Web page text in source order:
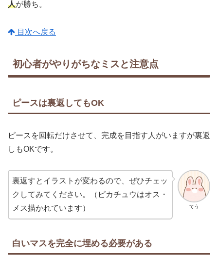
人が勝ち。
目次へ戻る
初心者がやりがちなミスと注意点
ピースは裏返してもOK
ピースを回転だけさせて、完成を目指す人がいますが裏返
しもOKです。
てう
裏返すとイラストが変わるので、ぜひチェッ
クしてみてください。（ピカチュウはオス・
メス描かれています）
白いマスを完全に埋める必要がある